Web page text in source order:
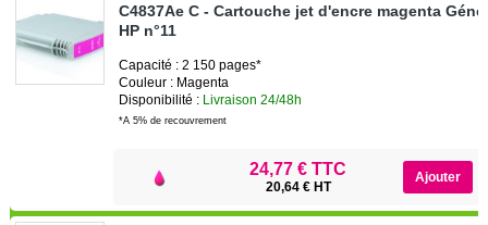
C4837Ae C - Cartouche jet d'encre magenta
HP n°11
Capacité : 2 150 pages*
Couleur : Magenta
Disponibilité : Livraison 24/48h
*A 5% de recouvrement
24,77 € TTC
20,64 € HT